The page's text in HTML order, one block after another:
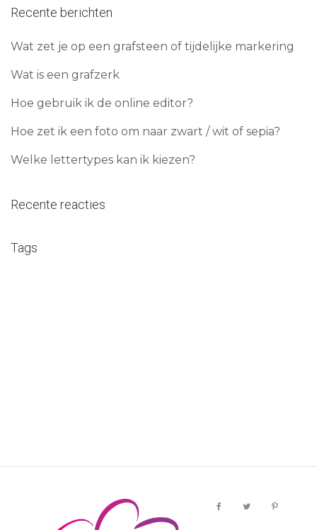
Recente berichten
Wat zet je op een grafsteen of tijdelijke markering
Wat is een grafzerk
Hoe gebruik ik de online editor?
Hoe zet ik een foto om naar zwart / wit of sepia?
Welke lettertypes kan ik kiezen?
Recente reacties
Tags